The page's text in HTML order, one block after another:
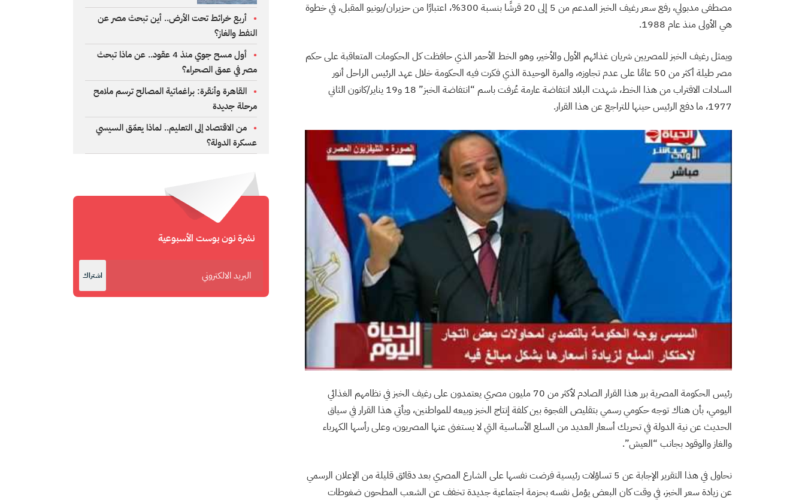
مصطفى مدبولي، رفع سعر رغيف الخبز المدعم من 5 إلى 20 قرشًا بنسبة 300%، اعتبارًا من حزيران/يونيو المقبل، في خطوة
هي الأولى منذ عام 1988.
ويمثل رغيف الخبز للمصريين شريان غذائهم الأول والأخير، وهو الخط الأحمر الذي حافظت كل الحكومات المتعاقبة على حكم
مصر طيلة أكثر من 50 عامًا على عدم تجاوزه، والمرة الوحيدة الذي فكرت فيه الحكومة خلال عهد الرئيس الراحل أنور
السادات الاقتراب من هذا الخط، شهدت البلاد انتفاضة عارمة عُرفت باسم “انتفاضة الخبز” 18 و19 يناير/كانون الثاني
1977، ما دفع الرئيس حينها للتراجع عن هذا القرار.
رئيس الحكومة المصرية برر هذا القرار الصادم لأكثر من 70 مليون مصري يعتمدون على رغيف الخبز في نظامهم الغذائي
اليومي، بأن هناك توجه حكومي رسمي بتقليص الفجوة بين كلفة إنتاج الخبز وبيعه للمواطنين، ويأتي هذا القرار في سياق
الحديث عن نية الدولة في تحريك أسعار العديد من السلع الأساسية التي لا يستغنى عنها المصريون، وعلى رأسها الكهرباء
والغاز والوقود بجانب “العيش”.
نحاول في هذا التقرير الإجابة عن 5 تساؤلات رئيسية فرضت نفسها على الشارع المصري بعد دقائق قليلة من الإعلان الرسمي
عن زيادة سعر الخبز، في وقت كان البعض يؤمل نفسه بحزمة اجتماعية جديدة تخفف عن الشعب المطحون ضغوطات
أربع خرائط تحت الأرض.. أين تبحث مصر عن
النفط والغاز؟
أول مسح جوي منذ 4 عقود.. عن ماذا تبحث
مصر في عمق الصحراء؟
القاهرة وأنقرة: براغماتية المصالح ترسم ملامح
مرحلة جديدة
من الاقتصاد إلى التعليم.. لماذا يعمّق السيسي
عسكرة الدولة؟
نشرة نون بوست الأسبوعية
اشتراك